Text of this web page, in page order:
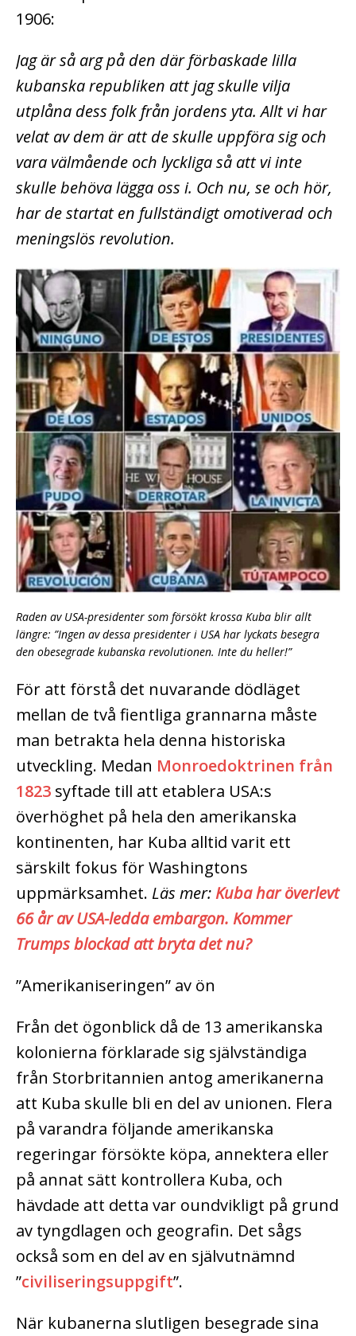
1906:
Jag är så arg på den där förbaskade lilla
kubanska republiken att jag skulle vilja
utplåna dess folk från jordens yta. Allt vi har
velat av dem är att de skulle uppföra sig och
vara välmående och lyckliga så att vi inte
skulle behöva lägga oss i. Och nu, se och hör,
har de startat en fullständigt omotiverad och
meningslös revolution.
Raden av USA-presidenter som försökt krossa Kuba blir allt
längre: ”Ingen av dessa presidenter i USA har lyckats besegra
den obesegrade kubanska revolutionen. Inte du heller!”
För att förstå det nuvarande dödläget
mellan de två fientliga grannarna måste
man betrakta hela denna historiska
utveckling. Medan Monroedoktrinen från
1823 syftade till att etablera USA:s
överhöghet på hela den amerikanska
kontinenten, har Kuba alltid varit ett
särskilt fokus för Washingtons
uppmärksamhet. Läs mer:Kuba har överlevt
66 år av USA-ledda embargon. Kommer
Trumps blockad att bryta det nu?
”Amerikaniseringen” av ön
Från det ögonblick då de 13 amerikanska
kolonierna förklarade sig självständiga
från Storbritannien antog amerikanerna
att Kuba skulle bli en del av unionen. Flera
på varandra följande amerikanska
regeringar försökte köpa, annektera eller
på annat sätt kontrollera Kuba, och
hävdade att detta var oundvikligt på grund
av tyngdlagen och geografin. Det sågs
också som en del av en självutnämnd
”civiliseringsuppgift”.
När kubanerna slutligen besegrade sina